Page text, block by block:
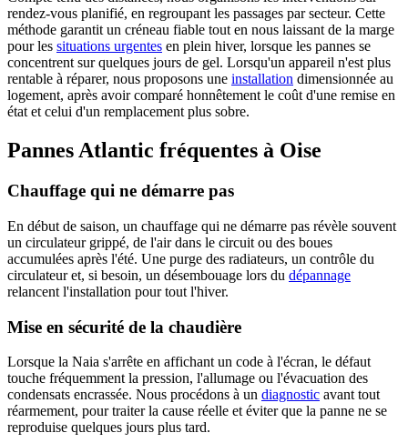
rendez-vous planifié, en regroupant les passages par secteur. Cette
méthode garantit un créneau fiable tout en nous laissant de la marge
pour les situations urgentes en plein hiver, lorsque les pannes se
concentrent sur quelques jours de gel. Lorsqu'un appareil n'est plus
rentable à réparer, nous proposons une installation dimensionnée au
logement, après avoir comparé honnêtement le coût d'une remise en
état et celui d'un remplacement plus sobre.
Pannes Atlantic fréquentes à Oise
Chauffage qui ne démarre pas
En début de saison, un chauffage qui ne démarre pas révèle souvent
un circulateur grippé, de l'air dans le circuit ou des boues
accumulées après l'été. Une purge des radiateurs, un contrôle du
circulateur et, si besoin, un désembouage lors du dépannage
relancent l'installation pour tout l'hiver.
Mise en sécurité de la chaudière
Lorsque la Naia s'arrête en affichant un code à l'écran, le défaut
touche fréquemment la pression, l'allumage ou l'évacuation des
condensats encrassée. Nous procédons à un diagnostic avant tout
réarmement, pour traiter la cause réelle et éviter que la panne ne se
reproduise quelques jours plus tard.